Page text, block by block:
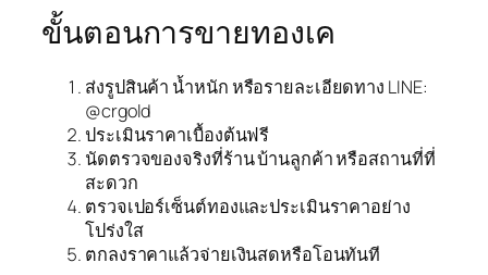
ขั้นตอนการขายทองเค
ส่งรูปสินค้า น้ำหนัก หรือรายละเอียดทาง LINE:
@crgold
ประเมินราคาเบื้องต้นฟรี
นัดตรวจของจริงที่ร้าน บ้านลูกค้า หรือสถานที่ที่
สะดวก
ตรวจเปอร์เซ็นต์ทองและประเมินราคาอย่าง
โปร่งใส
ตกลงราคาแล้วจ่ายเงินสดหรือโอนทันที